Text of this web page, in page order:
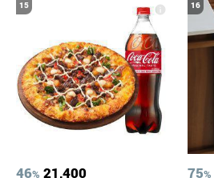
15
46% 21,400
16
75%